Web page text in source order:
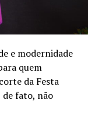
vez, se
Schneider e
Estava
que uma
de vida,
investidos
para o ente
lembraram
de Bom
e modernidade
quem
da Festa
fato, não